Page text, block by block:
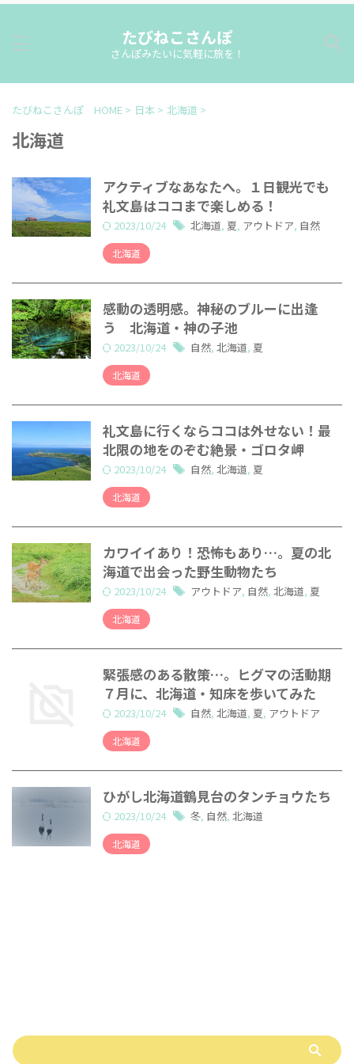
たびねこさんぽ
さんぽみたいに気軽に旅を！
たびねこさんぽ HOME > 日本 > 北海道 >
北海道
アクティブなあなたへ。１日観光でも
礼文島はココまで楽しめる！
2023/10/24 北海道, 夏, アウトドア, 自然
北海道
感動の透明感。神秘のブルーに出逢
う 北海道・神の子池
2023/10/24 自然, 北海道, 夏
北海道
礼文島に行くならココは外せない！最
北限の地をのぞむ絶景・ゴロタ岬
2023/10/24 自然, 北海道, 夏
北海道
カワイイあり！恐怖もあり…。夏の北
海道で出会った野生動物たち
2023/10/24 アウトドア, 自然, 北海道, 夏
北海道
緊張感のある散策…。ヒグマの活動期
７月に、北海道・知床を歩いてみた
2023/10/24 自然, 北海道, 夏, アウトドア
北海道
ひがし北海道鶴見台のタンチョウたち
2023/10/24 冬, 自然, 北海道
北海道